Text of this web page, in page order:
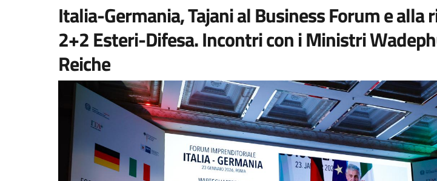
Italia-Germania, Tajani al Business Forum e alla
2+2 Esteri-Difesa. Incontri con i Ministri
Reiche